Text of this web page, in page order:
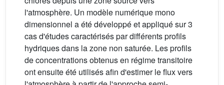
l'atmosphère. Un modèle numérique mono
dimensionnel a été développé et appliqué sur 3
cas d'études caractérisés par différents profils
hydriques dans la zone non saturée. Les profils
de concentrations obtenus en régime transitoire
ont ensuite été utilisés afin d'estimer le flux vers